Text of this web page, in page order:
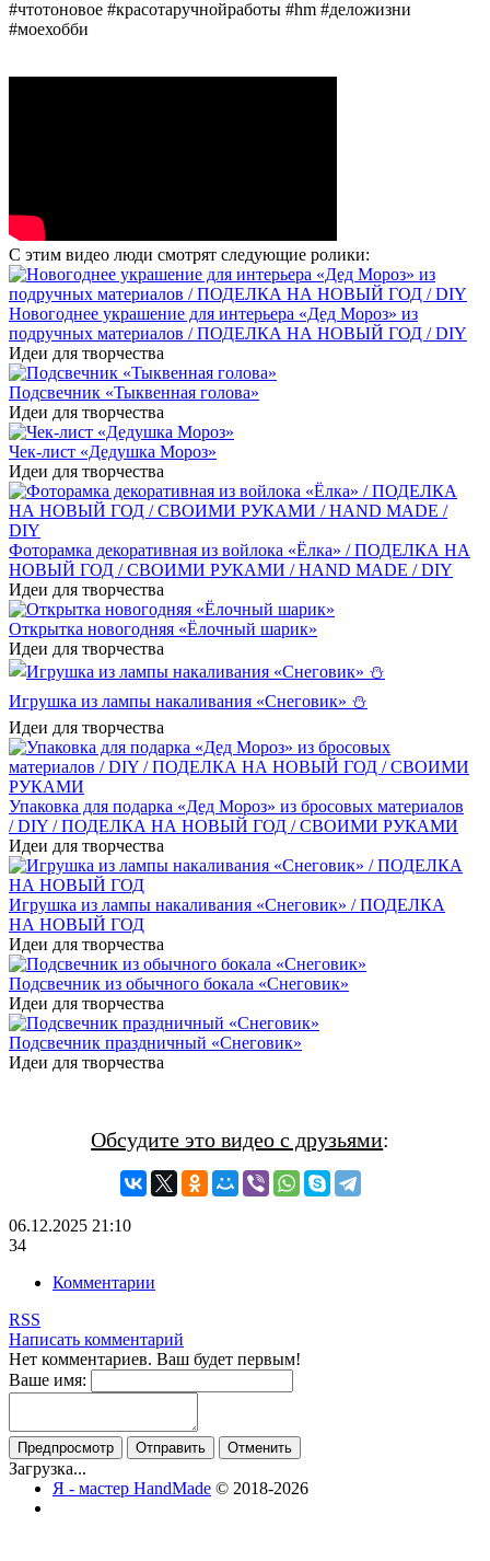
#чтотоновое #красотаручнойработы #hm #деложизни
#моехобби
С этим видео люди смотрят следующие ролики:
Новогоднее украшение для интерьера «Дед Мороз» из
подручных материалов / ПОДЕЛКА НА НОВЫЙ ГОД / DIY
Идеи для творчества
Подсвечник «Тыквенная голова»
Идеи для творчества
Чек-лист «Дедушка Мороз»
Идеи для творчества
Фоторамка декоративная из войлока «Ёлка» / ПОДЕЛКА НА
НОВЫЙ ГОД / СВОИМИ РУКАМИ / HAND MADE / DIY
Идеи для творчества
Открытка новогодняя «Ёлочный шарик»
Идеи для творчества
Игрушка из лампы накаливания «Снеговик» ⛄
Идеи для творчества
Упаковка для подарка «Дед Мороз» из бросовых материалов
/ DIY / ПОДЕЛКА НА НОВЫЙ ГОД / СВОИМИ РУКАМИ
Идеи для творчества
Игрушка из лампы накаливания «Снеговик» / ПОДЕЛКА
НА НОВЫЙ ГОД
Идеи для творчества
Подсвечник из обычного бокала «Снеговик»
Идеи для творчества
Подсвечник праздничный «Снеговик»
Идеи для творчества
Обсудите это видео с друзьями:
06.12.2025 21:10
34
Комментарии
RSS
Написать комментарий
Нет комментариев. Ваш будет первым!
Ваше имя:
Загрузка...
Я - мастер HandMade © 2018-2026